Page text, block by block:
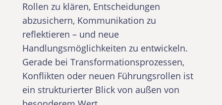
Rollen zu klären, Entscheidungen
abzusichern, Kommunikation zu
reflektieren – und neue
Handlungsmöglichkeiten zu entwickeln.
Gerade bei Transformationsprozessen,
Konflikten oder neuen Führungsrollen ist
ein strukturierter Blick von außen von